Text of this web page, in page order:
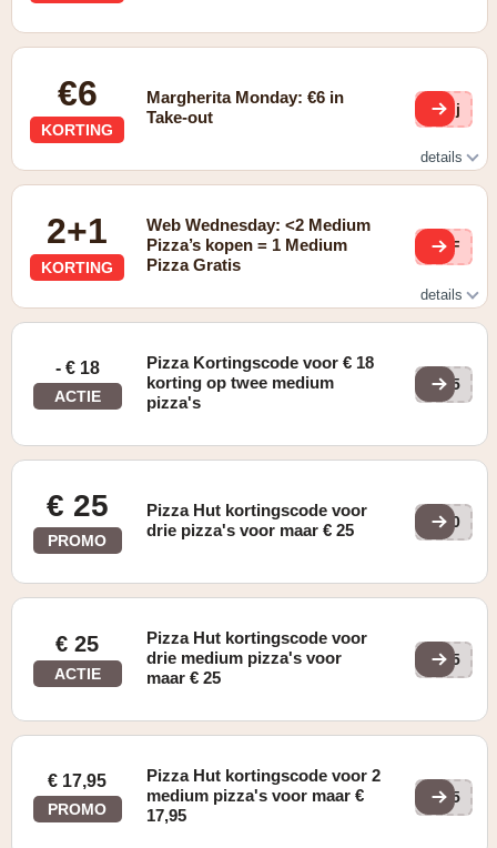
€6
KORTING
Margherita Monday: €6 in
Take-out
Phj
details
2+1
KORTING
Web Wednesday: <2 Medium
Pizza’s kopen = 1 Medium
Pizza Gratis
UmF
details
- € 18
ACTIE
Pizza Kortingscode voor € 18
korting op twee medium
pizza's
KE5
€ 25
PROMO
Pizza Hut kortingscode voor
drie pizza's voor maar € 25
KE0
€ 25
ACTIE
Pizza Hut kortingscode voor
drie medium pizza's voor
maar € 25
KE5
€ 17,95
PROMO
Pizza Hut kortingscode voor 2
medium pizza's voor maar €
17,95
KE5